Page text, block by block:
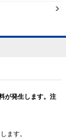
が発生します。注
ます。